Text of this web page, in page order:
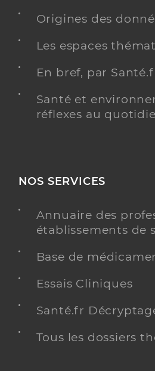
Origines des
Les espaces
En bref, par
Santé et
réflexes au
NOS SERVICES
Annuaire des
établissements de
Base de
Essais Cliniques
Santé.fr
Tous les dossiers